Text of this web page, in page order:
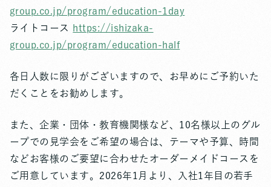
group.co.jp/program/education-1day
ライトコース
https://ishizaka-
group.co.jp/program/education-half
各日人数に限りがございますので、お早めにご予約いた
だくことをお勧めします。
また、企業・団体・教育機関様など、10名様以上のグル
ープでの見学会をご希望の場合は、テーマや予算、時間
などお客様のご要望に合わせたオーダーメイドコースを
ご用意しています。2026年1月より、入社1年目の若手